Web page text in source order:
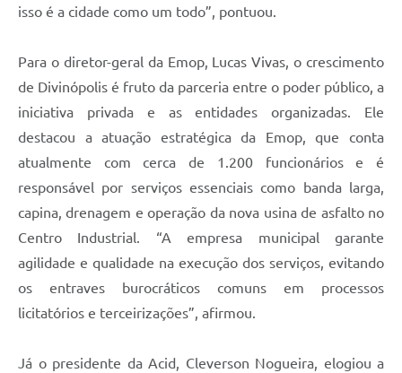
isso é a cidade como um todo”, pontuou.
Para o diretor-geral da Emop, Lucas Vivas, o crescimento
de Divinópolis é fruto da parceria entre o poder público, a
iniciativa privada e as entidades organizadas. Ele
destacou a atuação estratégica da Emop, que conta
atualmente com cerca de 1.200 funcionários e é
responsável por serviços essenciais como banda larga,
capina, drenagem e operação da nova usina de asfalto no
Centro Industrial. “A empresa municipal garante
agilidade e qualidade na execução dos serviços, evitando
os entraves burocráticos comuns em processos
licitatórios e terceirizações”, afirmou.
Já o presidente da Acid, Cleverson Nogueira, elogiou a